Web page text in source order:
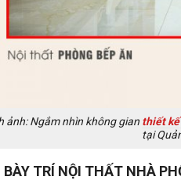
ảnh: Ngắm nhìn không gian thiết kế
tại
TRÍ NỘI THẤT NHÀ